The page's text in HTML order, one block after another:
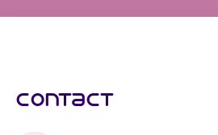
contact